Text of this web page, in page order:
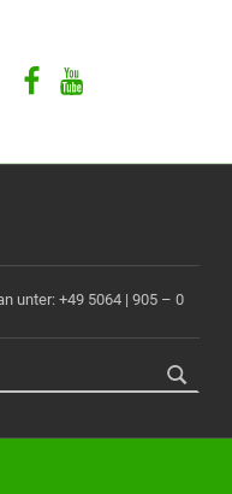
Facebook
Youtube
unter: +49 5064 | 905 – 0